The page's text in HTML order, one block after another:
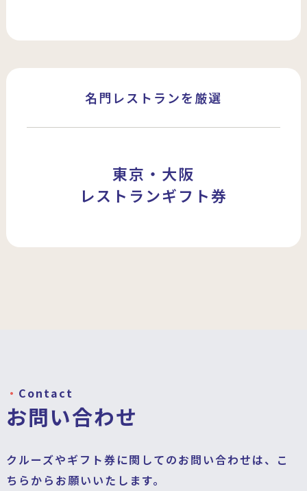
名門レストランを厳選
東京・大阪
レストランギフト券
Contact
お問い合わせ
クルーズやギフト券に関してのお問い合わせは、こ
ちらからお願いいたします。